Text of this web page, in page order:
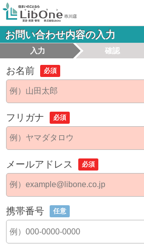
お問い合わせ内容の入力
入力 確認
お名前 必須
フリガナ 必須
メールアドレス 必須
携帯番号 任意